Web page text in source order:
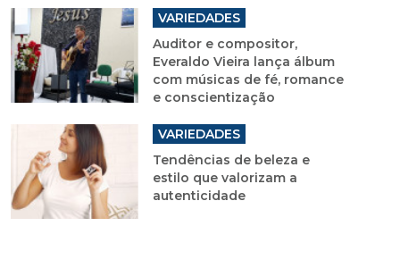
VARIEDADES
Auditor e compositor,
Everaldo Vieira lança álbum
com músicas de fé, romance
e conscientização
VARIEDADES
Tendências de beleza e
estilo que valorizam a
autenticidade